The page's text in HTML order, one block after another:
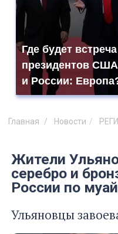
Где будет встреча
президентов США
и России:
Главная Новости
Жители
серебро и
России по
Ульяновцы